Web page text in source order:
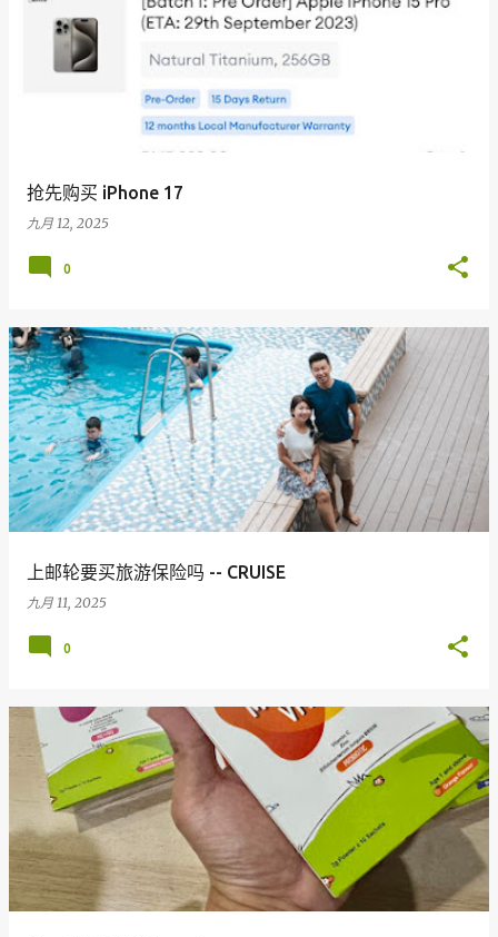
抢先购买 iPhone 17
九月 12, 2025
0
上邮轮要买旅游保险吗 -- CRUISE
九月 11, 2025
0